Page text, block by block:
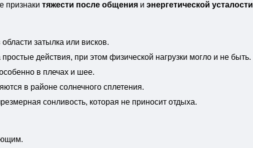
признаки тяжести после общения и энергетической усталости
затылка или висков.
действия, при этом физической нагрузки могло и не быть.
в плечах и шее.
в районе солнечного сплетения.
сонливость, которая не приносит отдыха.